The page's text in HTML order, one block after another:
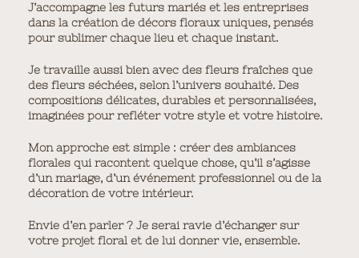
J’accompagne les futurs mariés et les entreprises
dans la création de décors floraux uniques, pensés
pour sublimer chaque lieu et chaque instant.
Je travaille aussi bien avec des fleurs fraîches que
des fleurs séchées, selon l’univers souhaité. Des
compositions délicates, durables et personnalisées,
imaginées pour refléter votre style et votre histoire.
Mon approche est simple : créer des ambiances
florales qui racontent quelque chose, qu’il s’agisse
d’un mariage, d’un événement professionnel ou de la
décoration de votre intérieur.
Envie d’en parler ? Je serai ravie d’échanger sur
votre projet floral et de lui donner vie, ensemble.